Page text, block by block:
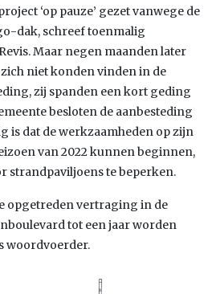
‘op pauze’ gezet vanwege de
dak, schreef toenmalig
Maar negen maanden later
niet konden vinden in de
zij spanden een kort geding
besloten de aanbesteding
is dat de werkzaamheden op zijn
van 2022 kunnen beginnen,
strandpaviljoens te beperken.
opgetreden vertraging in de
tot een jaar worden
woordvoerder.